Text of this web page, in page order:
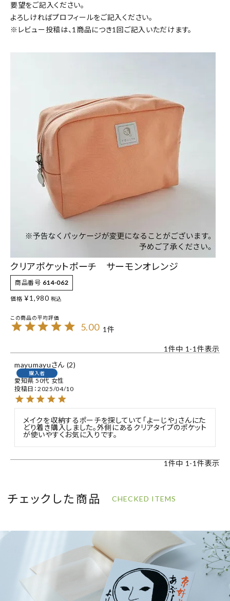
お客さま向け窓口(お問い合わせ)
企業さま向け窓口
要望をご記入ください。
よろしければプロフィールをご記入ください。
※レビュー投稿は、1商品につき1回ご記入いただけます。
クリアポケットポーチ サーモンオレンジ
商品番号 614-062
価格 ¥1,980 税込
5.00 1
1 件中 1 -1 件表示
mayumayu
2
購入者
愛知県 50代 女性
投稿日 2025/04/10
メイクを収納するポーチを探していて「よーじや」さんにた
どり着き購入しました。外側にあるクリアタイプのポケット
が使いやすくお気に入りです。
1 件中 1 -1 件表示
チェックした商品 CHECKED ITEMS